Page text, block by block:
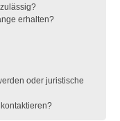
erhalten?
oder juristische